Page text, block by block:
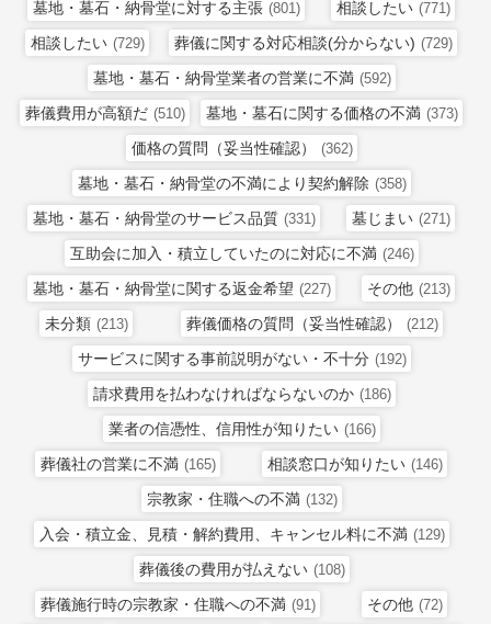
墓地・墓石・納骨堂に対する主張 (801) 相談したい (771)
相談したい (729) 葬儀に関する対応相談(分からない) (729)
墓地・墓石・納骨堂業者の営業に不満 (592)
葬儀費用が高額だ (510) 墓地・墓石に関する価格の不満 (373)
価格の質問（妥当性確認） (362)
墓地・墓石・納骨堂の不満により契約解除 (358)
墓地・墓石・納骨堂のサービス品質 (331) 墓じまい (271)
互助会に加入・積立していたのに対応に不満 (246)
墓地・墓石・納骨堂に関する返金希望 (227) その他 (213)
未分類 (213) 葬儀価格の質問（妥当性確認） (212)
サービスに関する事前説明がない・不十分 (192)
請求費用を払わなければならないのか (186)
業者の信憑性、信用性が知りたい (166)
葬儀社の営業に不満 (165) 相談窓口が知りたい (146)
宗教家・住職への不満 (132)
入会・積立金、見積・解約費用、キャンセル料に不満 (129)
葬儀後の費用が払えない (108)
葬儀施行時の宗教家・住職への不満 (91) その他 (72)